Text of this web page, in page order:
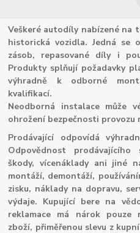
Veškeré autodíly nabízené na
historická vozidla. Jedná se
zásob, repasované díly i
Produkty splňují požadavky
výhradně k odborné
kvalifikací.
Neodborná instalace může
ohrožení bezpečnosti provozu
Prodávající odpovídá
Odpovědnost
škody, vícenáklady ani jiné
montáží, demontáží,
zisku, náklady na dopravu,
výdaje. Kupující bere na
reklamace má nárok pouze
zboží, přiměřenou slevu z